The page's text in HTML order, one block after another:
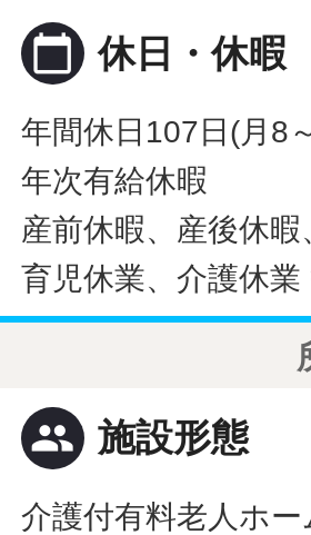
calendar_today 休日・休暇
年間休日107日(月8
年次有給休暇
産前休暇、産後休暇
育児休業、介護休業
people 施設形態
介護付有料老人ホー